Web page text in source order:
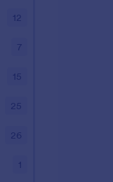
12
7
15
25
26
1